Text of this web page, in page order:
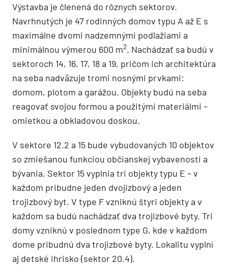
Výstavba je členená do rôznych sektorov.
Navrhnutých je 47 rodinných domov typu A až E s
maximálne dvomi nadzemnými podlažiami a
minimálnou výmerou 600 m2. Nachádzať sa budú v
sektoroch 14, 16, 17, 18 a 19, pričom ich architektúra
na seba nadväzuje tromi nosnými prvkami:
domom, plotom a garážou. Objekty budú na seba
reagovať svojou formou a použitými materiálmi –
omietkou a obkladovou doskou.
V sektore 12.2 a 15 bude vybudovaných 10 objektov
so zmiešanou funkciou občianskej vybavenosti a
bývania. Sektor 15 vyplnia tri objekty typu E – v
každom pribudne jeden dvojizbový a jeden
trojizbový byt. V type F vzniknú štyri objekty a v
každom sa budú nachádzať dva trojizbové byty. Tri
domy vzniknú v poslednom type G, kde v každom
dome pribudnú dva trojizbové byty. Lokalitu vyplní
aj detské ihrisko (sektor 20.4).